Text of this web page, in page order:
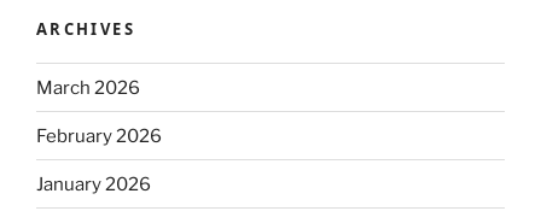
ARCHIVES
March 2026
February 2026
January 2026